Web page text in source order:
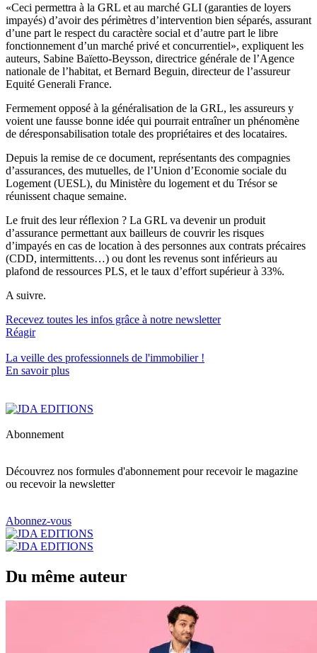
«Ceci permettra à la GRL et au marché GLI (garanties de loyers
impayés) d’avoir des périmètres d’intervention bien séparés, assurant
d’une part le respect du caractère social et d’autre part le libre
fonctionnement d’un marché privé et concurrentiel», expliquent les
auteurs, Sabine Baïetto-Beysson, directrice générale de l’Agence
nationale de l’habitat, et Bernard Beguin, directeur de l’assureur
Equité Generali France.
Fermement opposé à la généralisation de la GRL, les assureurs y
voient une fausse bonne idée qui pourrait entraîner un phénomène
de déresponsabilisation totale des propriétaires et des locataires.
Depuis la remise de ce document, représentants des compagnies
d’assurances, des mutuelles, de l’Union d’Economie sociale du
Logement (UESL), du Ministère du logement et du Trésor se
réunissent chaque semaine.
Le fruit des leur réflexion ? La GRL va devenir un produit
d’assurance permettant aux bailleurs de couvrir les risques
d’impayés en cas de location à des personnes aux contrats précaires
(CDD, intermittents…) ou dont les revenus sont inférieurs au
plafond de ressources PLS, et le taux d’effort supérieur à 33%.
A suivre.
Recevez toutes les infos grâce à notre newsletter
Réagir
La veille des professionnels de l'immobilier!
En savoir plus
Abonnement
Découvrez nos formules d'abonnement pour recevoir le magazine
ou recevoir la newsletter
Abonnez-vous
Du même auteur